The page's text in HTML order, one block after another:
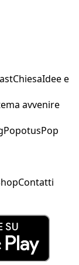
ChiesaIdee e
avvenire
PopotusPop
Contatti